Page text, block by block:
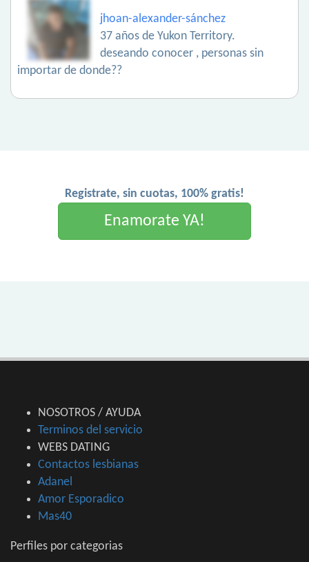
jhoan-alexander-sánchez
37 años de Yukon Territory.
deseando conocer , personas sin
importar de donde??
Registrate, sin cuotas, 100% gratis!
Enamorate YA!
NOSOTROS / AYUDA
Terminos del servicio
WEBS DATING
Contactos lesbianas
Adanel
Amor Esporadico
Mas40
Perfiles por categorias